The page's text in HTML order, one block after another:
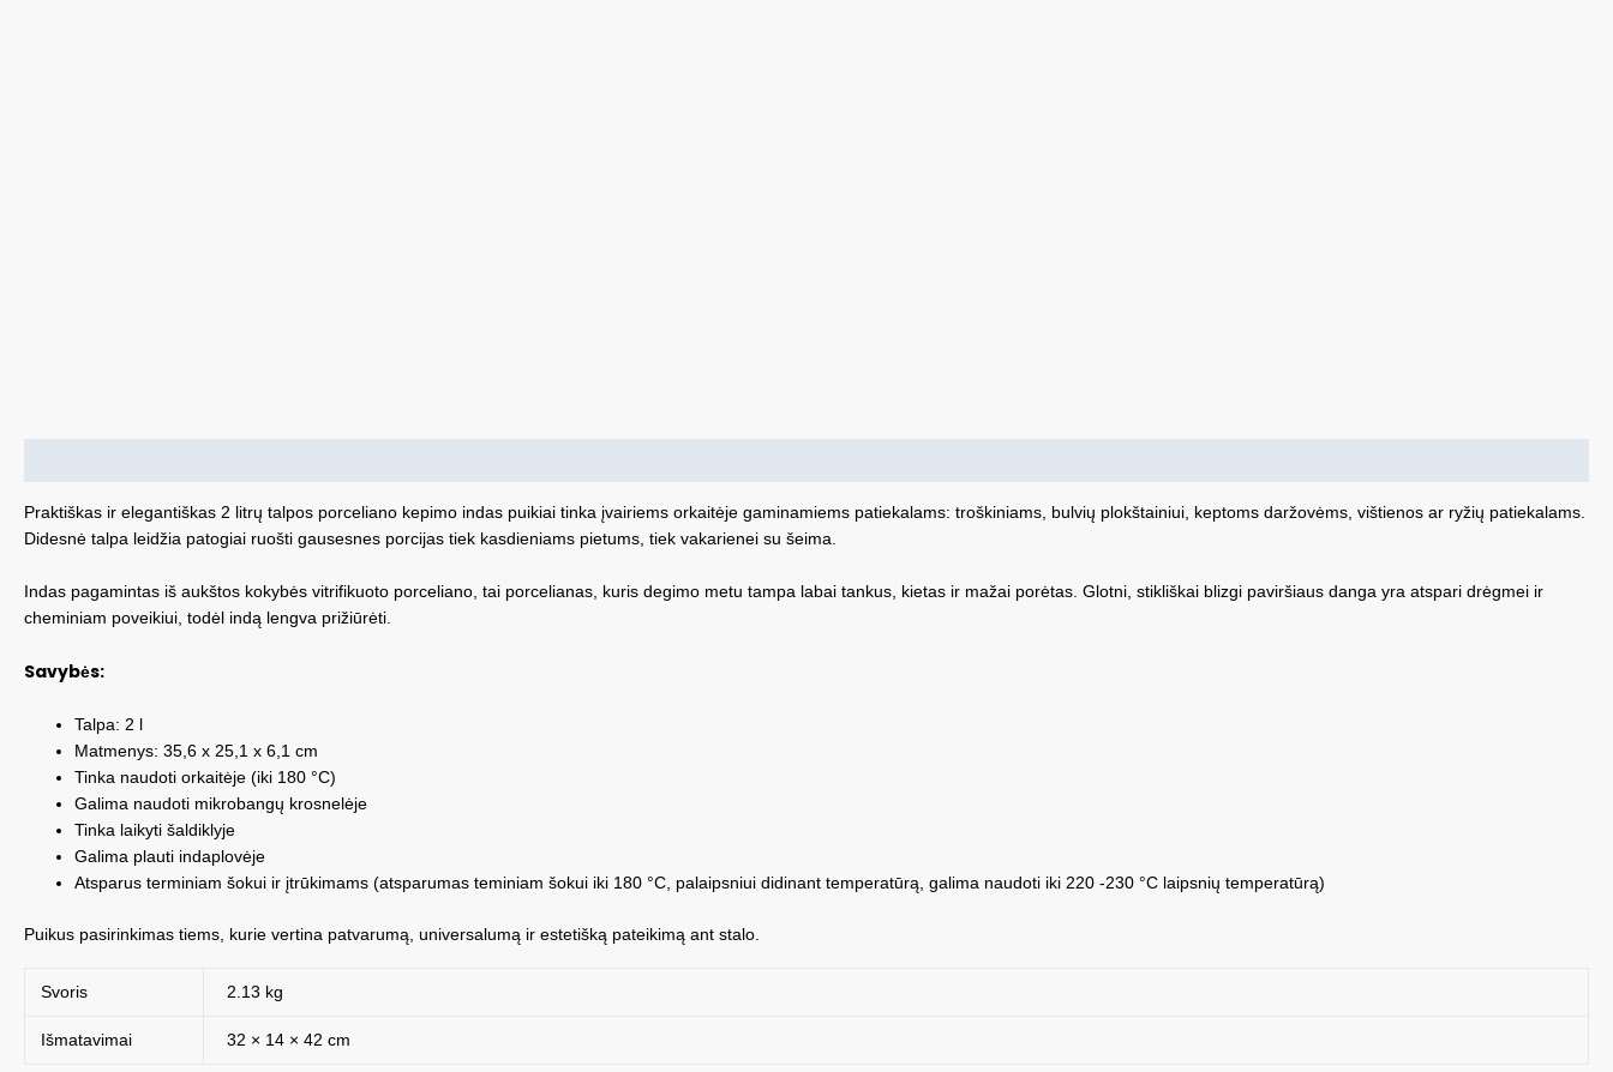
Praktiškas ir elegantiškas 2 litrų talpos porceliano kepimo indas puikiai tinka įvairiems orkaitėje gaminamiems patiekalams: troškiniams, bulvių plokštainiui, keptoms daržovėms, vištienos ar ryžių patiekalams.
Didesnė talpa leidžia patogiai ruošti gausesnes porcijas tiek kasdieniams pietums, tiek vakarienei su šeima.
Indas pagamintas iš aukštos kokybės vitrifikuoto porceliano, tai porcelianas, kuris degimo metu tampa labai tankus, kietas ir mažai porėtas. Glotni, stikliškai blizgi paviršiaus danga yra atspari drėgmei ir
cheminiam poveikiui, todėl indą lengva prižiūrėti.
Savybės:
Talpa: 2 l
Matmenys: 35,6 x 25,1 x 6,1 cm
Tinka naudoti orkaitėje (iki 180 °C)
Galima naudoti mikrobangų krosnelėje
Tinka laikyti šaldiklyje
Galima plauti indaplovėje
Atsparus terminiam šokui ir įtrūkimams (atsparumas teminiam šokui iki 180 °C, palaipsniui didinant temperatūrą, galima naudoti iki 220 -230 °C laipsnių temperatūrą)
Puikus pasirinkimas tiems, kurie vertina patvarumą, universalumą ir estetišką pateikimą ant stalo.
Svoris 2.13 kg
Išmatavimai 32 × 14 × 42 cm